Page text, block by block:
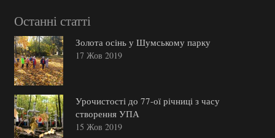
Останні статті
Золота осінь у Шумському парку
17 Жов 2019
Урочистості до 77-ої річниці з часу
створення УПА
15 Жов 2019